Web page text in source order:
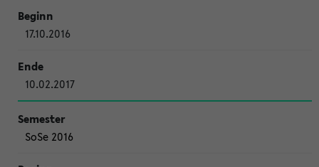
17.10.2016
10.02.2017
SoSe 2016